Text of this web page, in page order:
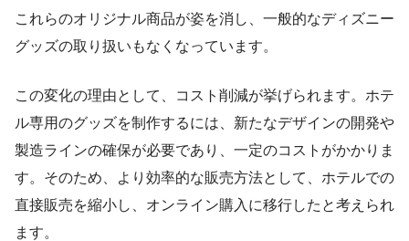
これらのオリジナル商品が姿を消し、一般的なディズニー
グッズの取り扱いもなくなっています。
この変化の理由として、コスト削減が挙げられます。ホテ
ル専用のグッズを制作するには、新たなデザインの開発や
製造ラインの確保が必要であり、一定のコストがかかりま
す。そのため、より効率的な販売方法として、ホテルでの
直接販売を縮小し、オンライン購入に移行したと考えられ
ます。